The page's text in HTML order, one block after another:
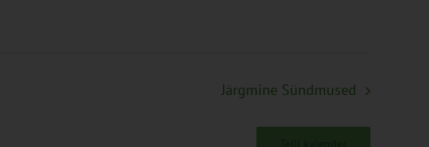
Järgmine Sündmused